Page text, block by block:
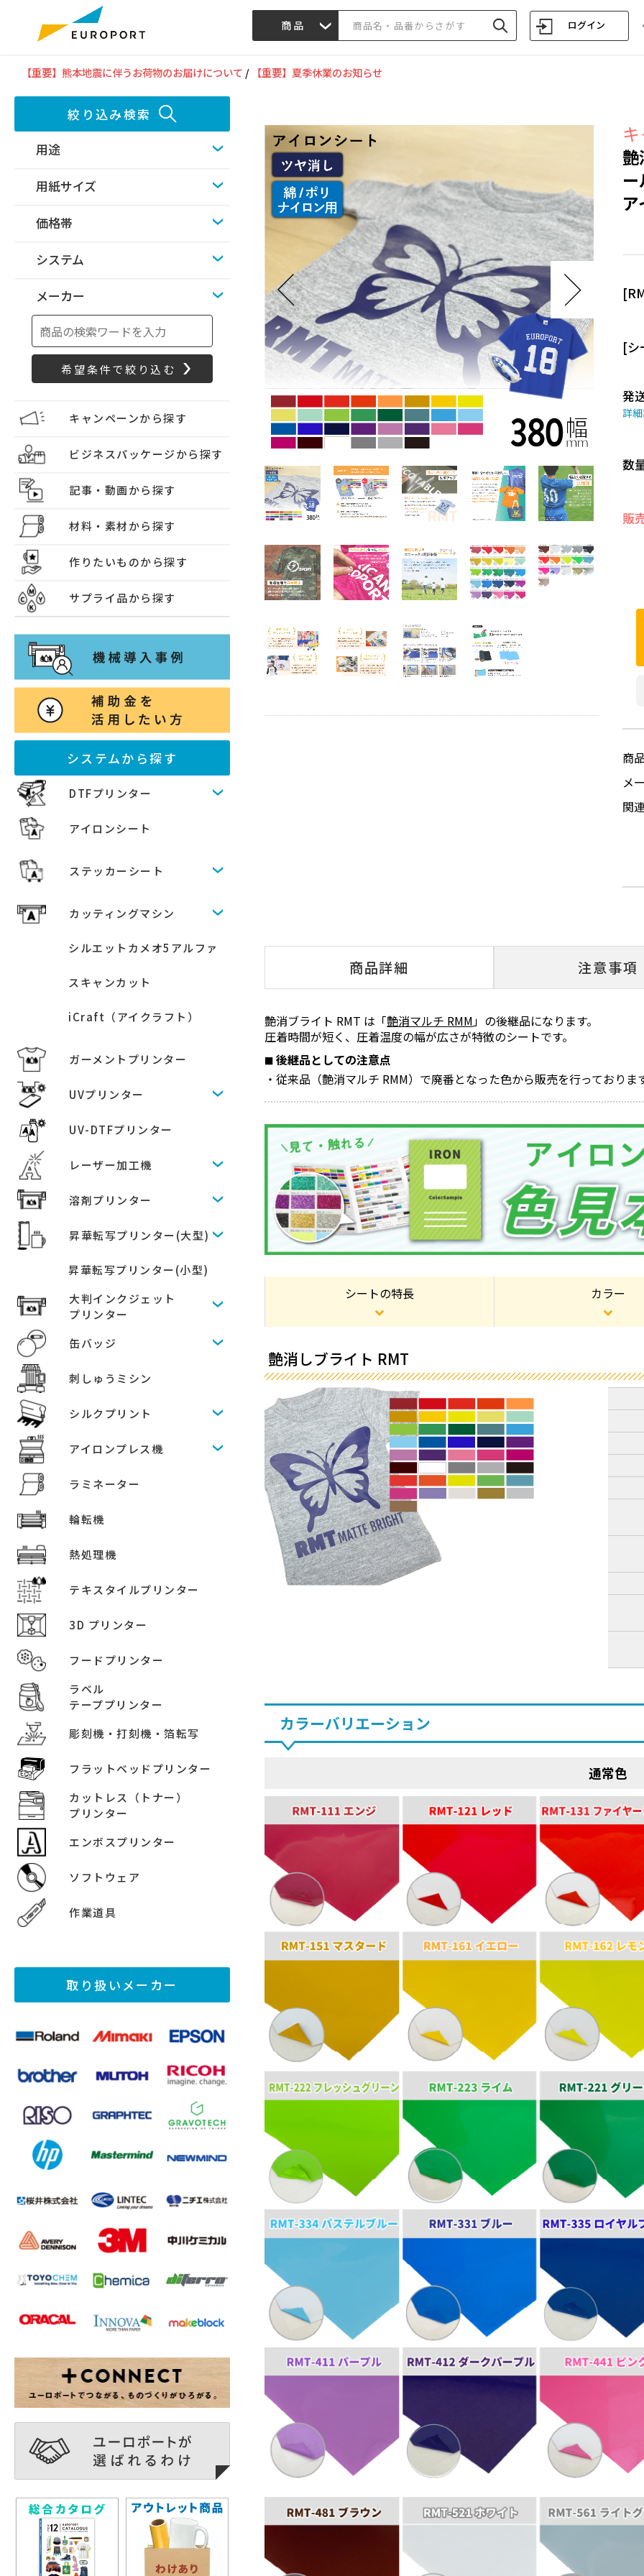
商品 ログイン
【重要】熊本地震に伴うお荷物のお届けについて / 【重要】夏季休業のお知らせ
絞り込み検索
用途
用紙サイズ
価格帯
システム
メーカー
キャンペーンから探す
ビジネスパッケージから探す
記事・動画から探す
材料・素材から探す
作りたいものから探す
サプライ品から探す
システムから探す
DTFプリンター
アイロンシート
ステッカーシート
カッティングマシン
シルエットカメオ5アルファ
スキャンカット
iCraft（アイクラフト）
ガーメントプリンター
UVプリンター
UV-DTFプリンター
レーザー加工機
溶剤プリンター
昇華転写プリンター(大型)
昇華転写プリンター(小型)
大判インクジェット
プリンター
缶バッジ
刺しゅうミシン
シルクプリント
アイロンプレス機
ラミネーター
輪転機
熱処理機
テキスタイルプリンター
3D プリンター
フードプリンター
ラベル
テーププリンター
彫刻機・打刻機・箔転写
フラットベッドプリンター
カットレス（トナー）
プリンター
エンボスプリンター
ソフトウェア
作業道具
取り扱いメーカー
[シ
発
詳
数
販
商
メ
関
商品詳細 注意事項
艶消ブライト RMT は「艶消マルチ RMM」の後継品になります。
圧着時間が短く、圧着温度の幅が広さが特徴のシートです。
後継品としての注意点
従来品（艶消マルチ RMM）で廃番となった色から販売を行っておりま
シートの特長 カラー
艶消しブライト RMT
カラーバリエーション
通常色